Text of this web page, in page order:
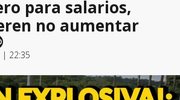
para salarios,
no aumentar
| 22:35